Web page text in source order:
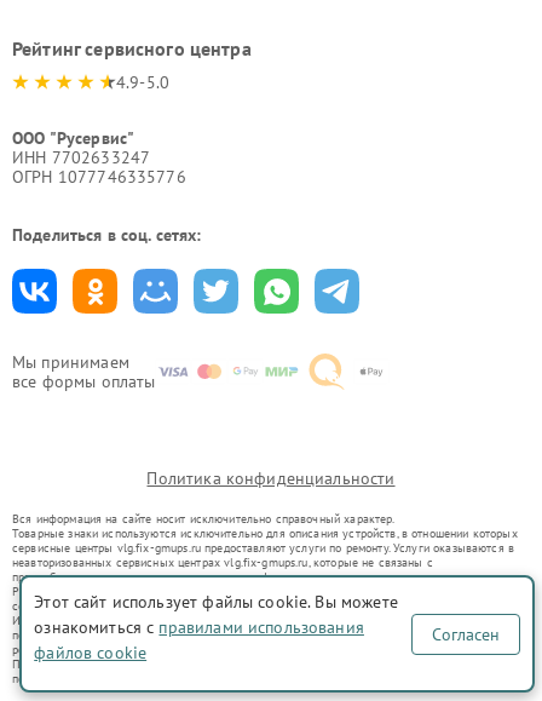
Мы принимаем
все формы оплаты
Рейтинг сервисного центра
4.9-5.0
ООО "Русервис"
ИНН 7702633247
ОГРН 1077746335776
Поделиться в соц. сетях:
Политика конфиденциальности
Вся информация на сайте носит исключительно справочный характер.
Товарные знаки используются исключительно для описания устройств, в отношении которых
сервисные центры vlg.fix-gmups.ru предоставляют услуги по ремонту. Услуги оказываются в
неавторизованных сервисных центрах vlg.fix-gmups.ru, которые не связаны с
правообладателями товарных знаков или их официальными представителями.
Ремонт осуществляется для устройств, уже введенных в гражданский оборот в соответствии
со статьей 1487 ГК РФ.
Использование товарных знаков не преследует цели индивидуализации услуг или введения
потребителей в заблуждение, а служит для информирования о предоставляемых услугах по
ремонту техники указанных брендов.
Представленная на сайте информация не является публичной офертой, определяемой
положениями Статьи 437(2) Гражданского кодекса РФ
Этот сайт использует файлы cookie. Вы можете
ознакомиться с правилами использования
файлов cookie
Согласен